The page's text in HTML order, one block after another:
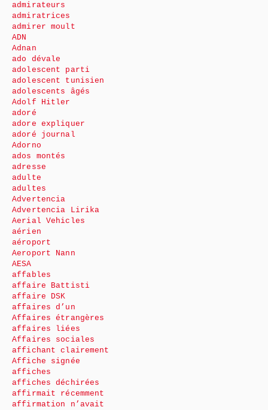
admirateurs
admiratrices
admirer moult
ADN
Adnan
ado dévale
adolescent parti
adolescent tunisien
adolescents âgés
Adolf Hitler
adoré
adore expliquer
adoré journal
Adorno
ados montés
adresse
adulte
adultes
Advertencia
Advertencia Lirika
Aerial Vehicles
aérien
aéroport
Aeroport Nann
AESA
affables
affaire Battisti
affaire DSK
affaires d’un
Affaires étrangères
affaires liées
Affaires sociales
affichant clairement
Affiche signée
affiches
affiches déchirées
affirmait récemment
affirmation n’avait